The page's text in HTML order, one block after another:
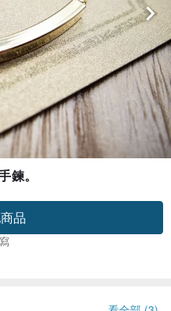
鍊。
品